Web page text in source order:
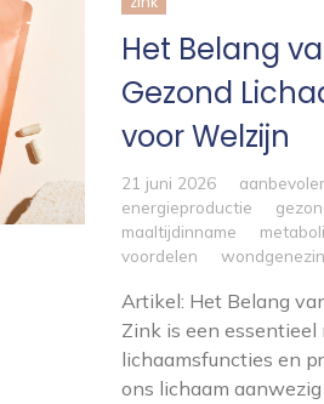
Het Belang
Gezond
voor Welzijn
21 juni 2026
energieproductie
maaltijdinname
voordelen
Artikel: Het Belang
Zink is een
lichaamsfuncties en
ons lichaam